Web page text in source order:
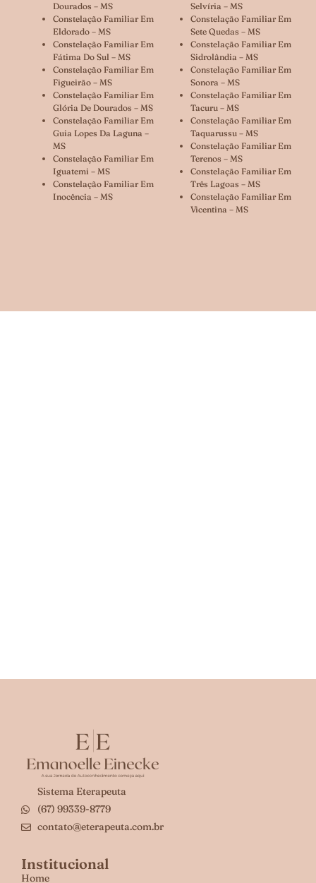
Dourados – MS
Constelação Familiar Em
Eldorado – MS
Constelação Familiar Em
Fátima Do Sul – MS
Constelação Familiar Em
Figueirão – MS
Constelação Familiar Em
Glória De Dourados – MS
Constelação Familiar Em
Guia Lopes Da Laguna –
MS
Constelação Familiar Em
Iguatemi – MS
Constelação Familiar Em
Inocência – MS
Selvíria – MS
Constelação Familiar Em
Sete Quedas – MS
Constelação Familiar Em
Sidrolândia – MS
Constelação Familiar Em
Sonora – MS
Constelação Familiar Em
Tacuru – MS
Constelação Familiar Em
Taquarussu – MS
Constelação Familiar Em
Terenos – MS
Constelação Familiar Em
Três Lagoas – MS
Constelação Familiar Em
Vicentina – MS
Sistema Eterapeuta
(67) 99339-8779
contato@eterapeuta.com.br
Institucional
Home